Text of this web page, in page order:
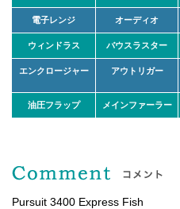
電子レンジ オーディオ
ウィンドラス バウスラスター
エンクロージャー アウトリガー
油圧フラップ メインファーラー
Pursuit 3400 Express Fish